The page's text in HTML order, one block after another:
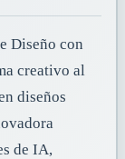
Diseño con
creativo al
diseños
de IA,